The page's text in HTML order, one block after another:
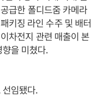
급한 폴디드줌 카메라
키징 라인 수주 및 배터
차전지 관련 매출이 본
을 미쳤다.
임됐다.